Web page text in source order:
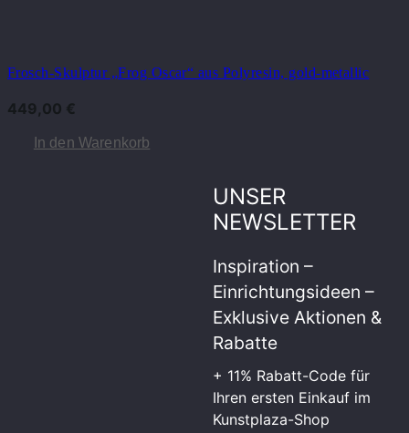
Frosch-Skulptur „Frog Oscar“ aus Polyresin, gold-metallic
449,00 €
In den Warenkorb
UNSER
NEWSLETTER
Inspiration –
Einrichtungsideen –
Exklusive Aktionen &
Rabatte
+ 11% Rabatt-Code für
Ihren ersten Einkauf im
Kunstplaza-Shop